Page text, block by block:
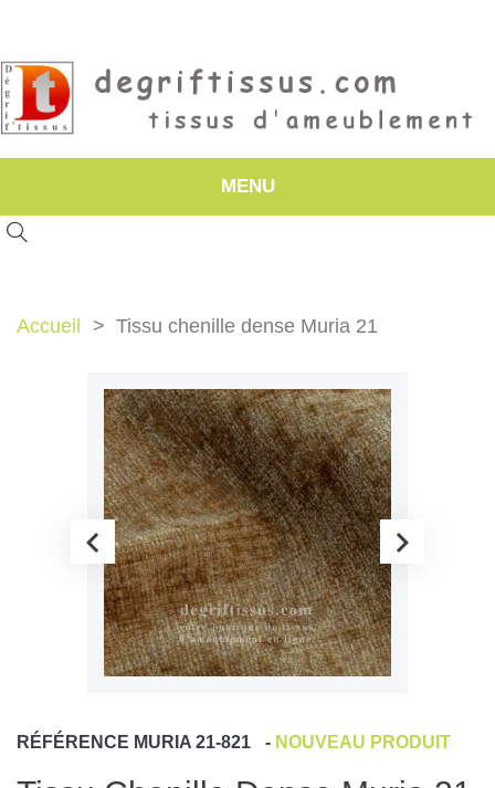
MENU
Accueil Tissu chenille dense Muria 21
RÉFÉRENCE MURIA 21-821 - NOUVEAU PRODUIT